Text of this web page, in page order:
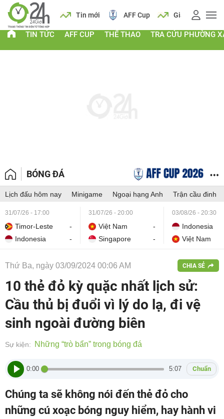
Lịch Tin mới AFF Cup Giá vàng
TIN TỨC AFF CUP THỂ THAO TRA CỨU PHƯỜNG
BÓNG ĐÁ
Lịch đấu hôm nay Minigame Ngoại hạng Anh Trận cầu đinh
31/07/26 - 17:00
Timor-Leste
-
Indonesia
-
31/07/26 - 20:00
Việt Nam
-
Singapore
-
03/08/26 - 20:30
Indonesia
Việt Nam
Thứ Ba, ngày 03/09/2024 00:06 AM CHIA SẺ
10 thẻ đỏ kỳ quặc nhất lịch sử:
Cầu thủ bị đuổi vì lý do lạ, đi vệ
sinh ngoài đường biên
Sự kiện: Những “trò bẩn” trong bóng đá
0:00 5:07 Chuẩn
Chúng ta sẽ không nói đến thẻ đỏ cho
những cú xoạc bóng nguy hiểm, hay hành vi